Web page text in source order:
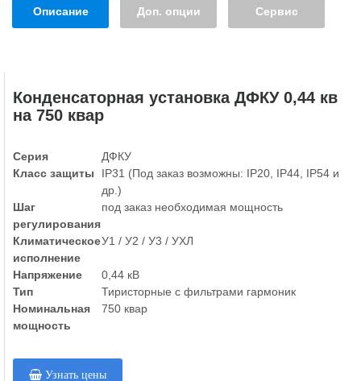
Описание Доп. опции Сервис
Конденсаторная установка ДФКУ 0,44 кв
на 750 квар
Серия
ДФКУ
Класс защиты
IP31 (Под заказ возможны: IP20, IP44, IP54 и
др.)
Шаг
регулирования
под заказ необходимая мощность
Климатическое
исполнение
У1 / У2 / У3 / УХЛ
Напряжение
0,44 кВ
Тип
Тиристорные с фильтрами гармоник
Номинальная
мощность
750 квар
Узнать цены